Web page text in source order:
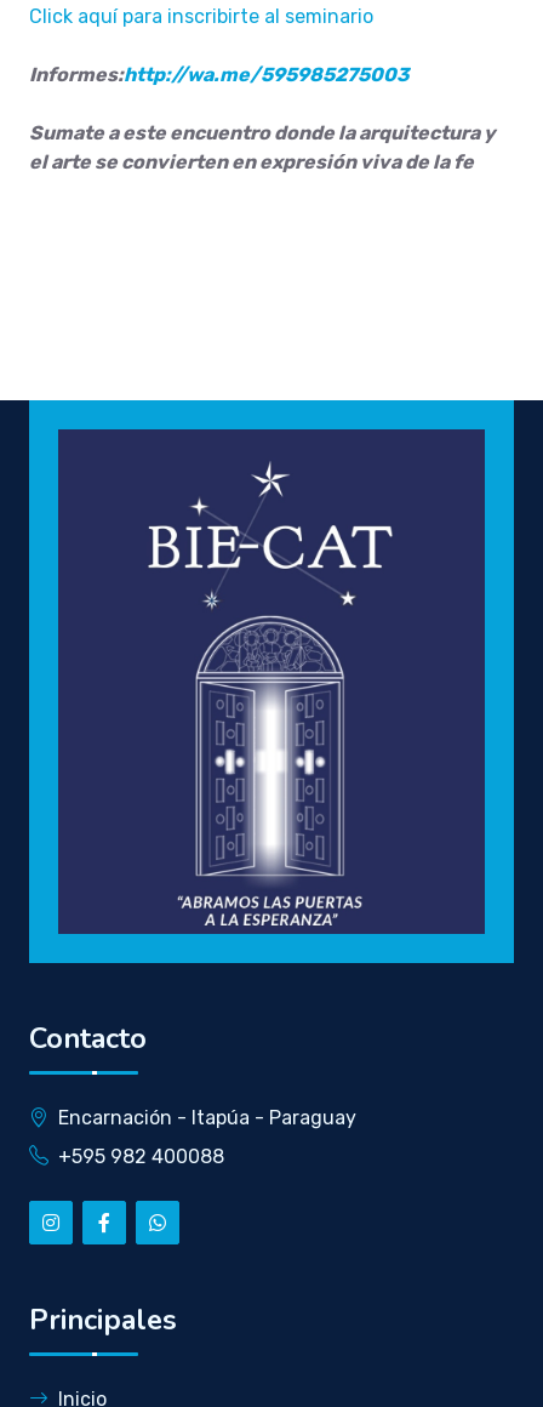
Click aquí para inscribirte al seminario
Informes:http://wa.me/595985275003
Sumate a este encuentro donde la arquitectura y
el arte se convierten en expresión viva de la fe
Contacto
Encarnación - Itapúa - Paraguay
+595 982 400088
Principales
Inicio